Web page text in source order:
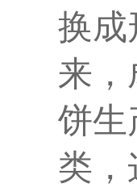
换成
来，
饼生
类，